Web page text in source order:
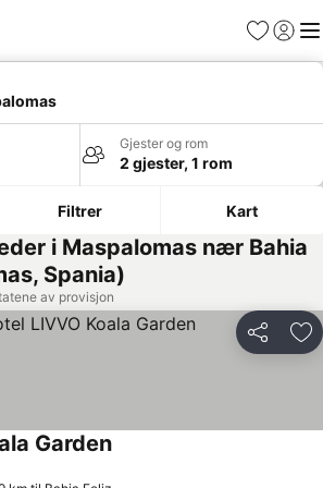
Favoritter
Logg
Gjester og rom
2 gjester, 1 rom
Filtrer Kart
i Maspalomas nær Bahia
Spania)
av provisjon
Del
GardenSe priser